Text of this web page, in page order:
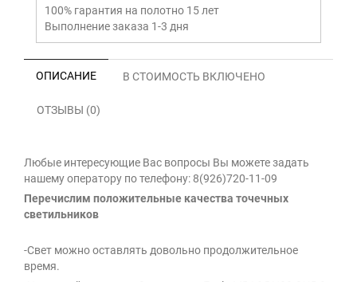
100% гарантия на полотно 15 лет
Выполнение заказа 1-3 дня
ОПИСАНИЕ В СТОИМОСТЬ ВКЛЮЧЕНО
ОТЗЫВЫ (0)
Любые интересующие Вас вопросы Вы можете задать
нашему оператору по телефону: 8(926)720-11-09
Перечислим положительные качества точечных
светильников
-Свет можно оставлять довольно продолжительное
время.